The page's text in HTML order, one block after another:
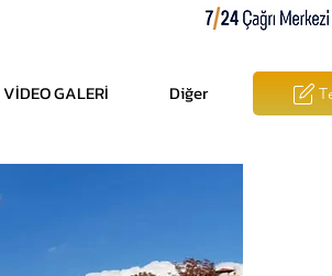
VİDEO GALERİ Diğer